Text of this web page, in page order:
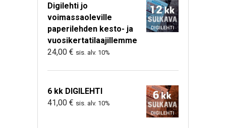
Digilehti jo
voimassaoleville
paperilehden kesto- ja
vuosikertatilaajillemme
24,00 € sis. alv. 10%
6 kk DIGILEHTI
41,00 € sis. alv. 10%